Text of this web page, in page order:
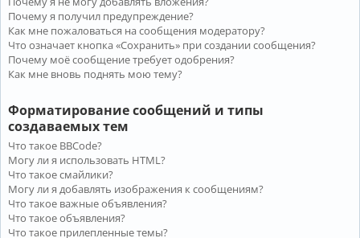
Почему я получил предупреждение?
Как мне пожаловаться на сообщения модератору?
Что означает кнопка «Сохранить» при создании сообщения?
Почему моё сообщение требует одобрения?
Как мне вновь поднять мою тему?
Форматирование сообщений и типы
создаваемых тем
Что такое BBCode?
Могу ли я использовать HTML?
Что такое смайлики?
Могу ли я добавлять изображения к сообщениям?
Что такое важные объявления?
Что такое объявления?
Что такое прилепленные темы?